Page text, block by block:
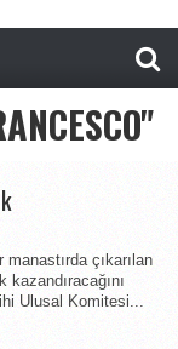
manastırda çıkarılan
Ulusal Komitesi...